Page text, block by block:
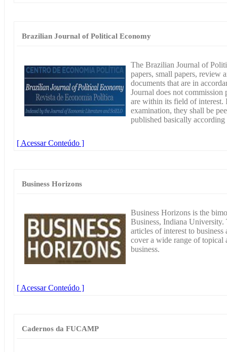
Brazilian Journal of Political Economy
The Brazilian Journal of
papers, small papers, review
documents that are in
Journal does not commission
are within its field of interest.
examination, they shall be
published basically
[ Acessar Conteúdo ]
Business Horizons
Business Horizons is the
Business, Indiana
articles of interest to
cover a wide range of topical
business.
[ Acessar Conteúdo ]
Cadernos da FUCAMP